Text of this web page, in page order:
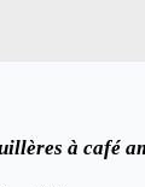
à café